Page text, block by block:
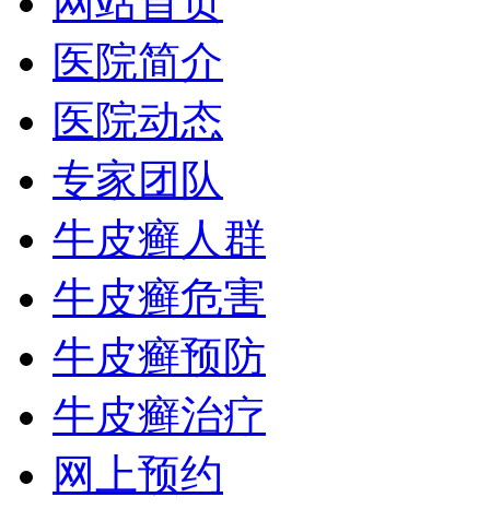
医院简介
医院动态
专家团队
牛皮癣人群
牛皮癣危害
牛皮癣预防
牛皮癣治疗
网上预约